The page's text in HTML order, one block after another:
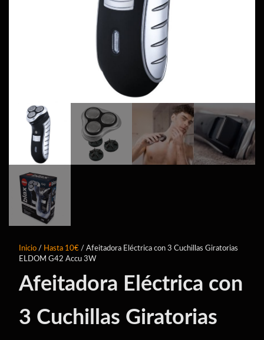
Inicio/ Hasta 10€/ Afeitadora Eléctrica con 3 Cuchillas Giratorias
ELDOM G42 Accu 3W
Afeitadora Eléctrica con
3 Cuchillas Giratorias